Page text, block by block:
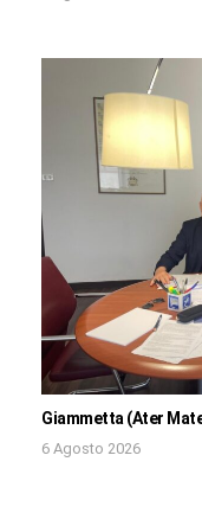
Giammetta (Ater
6 Agosto 2026